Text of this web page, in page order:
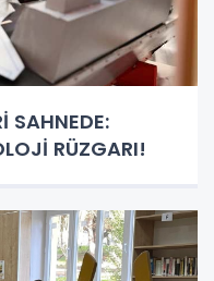
SAHNEDE:
RÜZGARI!